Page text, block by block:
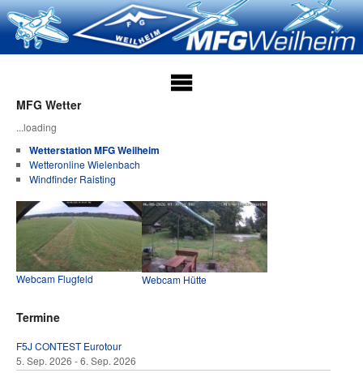
MFG Wetter
...loading
Wetterstation MFG Weilheim
Wetteronline Wielenbach
Windfinder Raisting
Webcam Flugfeld Webcam Hütte
Termine
F5J CONTEST Eurotour
5. Sep. 2026 - 6. Sep. 2026